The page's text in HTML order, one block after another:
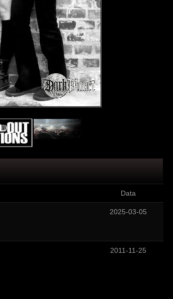
Data
2025-03-05
2011-11-25